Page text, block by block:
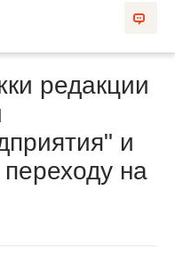
редакции
и
на